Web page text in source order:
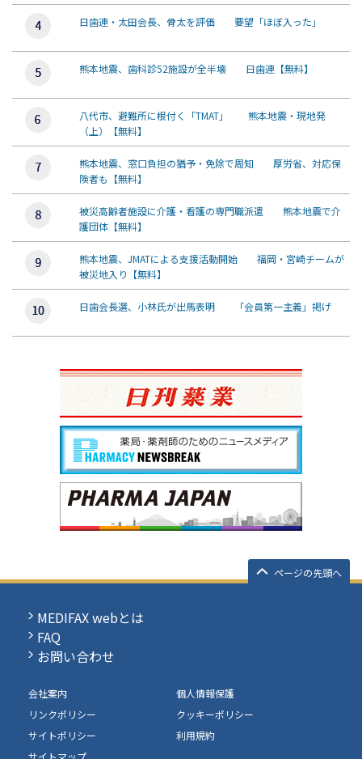
日歯連・太田会長、骨太を評価 要望「ほぼ入った」
熊本地震、歯科診52施設が全半壊 日歯連【無料】
八代市、避難所に根付く「TMAT」 熊本地震・現地発
（上）【無料】
熊本地震、窓口負担の猶予・免除で周知 厚労省、対応保
険者も【無料】
被災高齢者施設に介護・看護の専門職派遣 熊本地震で介
護団体【無料】
熊本地震、JMATによる支援活動開始 福岡・宮崎チームが
被災地入り【無料】
日歯会長選、小林氏が出馬表明 「会員第一主義」掲げ
ページの先頭へ
MEDIFAX webとは
FAQ
お問い合わせ
会社案内
個人情報保護
リンクポリシー
クッキーポリシー
サイトポリシー
利用規約
サイトマップ